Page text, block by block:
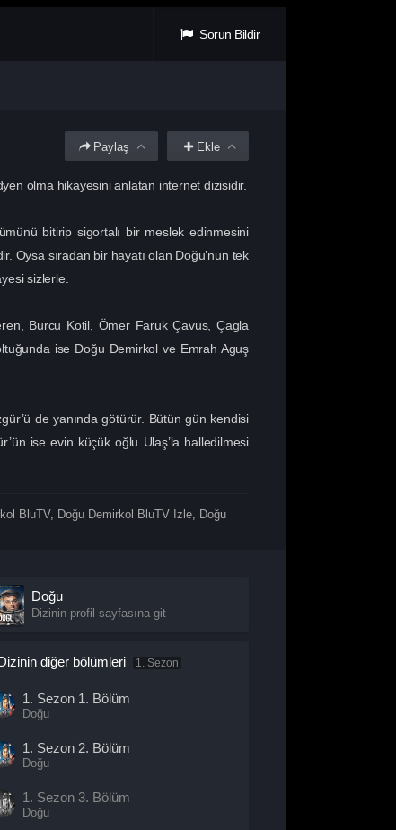
Sorun Bildir
Ekle
Paylaş
olma hikayesini anlatan internet dizisidir.
bitirip sigortalı bir meslek edinmesini
Oysa sıradan bir hayatı olan Doğu’nun tek
sizlerle.
Burcu Kotil, Ömer Faruk Çavus, Çagla
ise Doğu Demirkol ve Emrah Aguş
de yanında götürür. Bütün gün kendisi
ise evin küçük oğlu Ulaş’la halledilmesi
BluTV, Doğu Demirkol BluTV İzle, Doğu
Doğu
Dizinin profil sayfasına git
diğer bölümleri 1. Sezon
1. Sezon 1. Bölüm
Doğu
1. Sezon 2. Bölüm
Doğu
1. Sezon 3. Bölüm
Doğu